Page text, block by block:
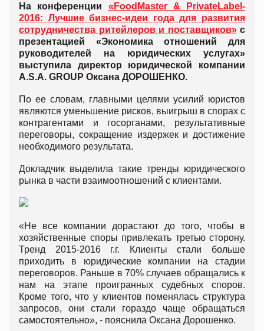
На конференции «FoodMaster & PrivateLabel-
2016: Лучшие бизнес-идеи года для развития
сотрудничества ритейлеров и поставщиков»с
презентацией «Экономика отношений для
руководителей на юридических услугах»
выступила директор юридической компании
A.S.A. GROUP Оксана ДОРОШЕНКО.
По ее словам, главными целями усилий юристов
являются уменьшение рисков, выигрыш в спорах с
контрагентами и госорганами, результативные
переговоры, сокращение издержек и достижение
необходимого результата.
Докладчик выделила такие тренды юридического
рынка в части взаимоотношений с клиентами.
«Не все компании дорастают до того, чтобы в
хозяйственные споры привлекать третью сторону.
Тренд 2015-2016 г.г. Клиенты стали больше
приходить в юридические компании на стадии
переговоров. Раньше в 70% случаев обращались к
нам на этапе проигранных судебных споров.
Кроме того, что у клиентов поменялась структура
запросов, они стали гораздо чаще обращаться
самостоятельно», - пояснила Оксана Дорошенко.